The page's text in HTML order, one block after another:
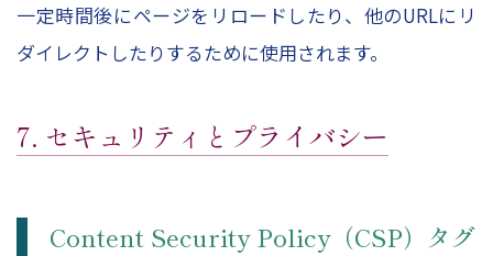
一定時間後にページをリロードしたり、他のURLにリ
ダイレクトしたりするために使用されます。
7. セキュリティとプライバシー
Content Security Policy（CSP）タグ